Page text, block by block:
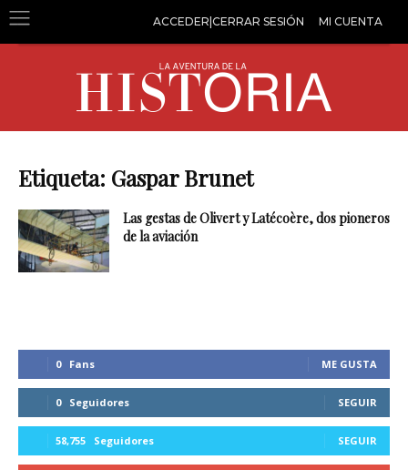
ACCEDER|CERRAR SESIÓN MI CUENTA
Etiqueta: Gaspar Brunet
Las gestas de Olivert y Latécoère, dos pioneros
de la aviación
0 Fans ME GUSTA
0 Seguidores SEGUIR
58,755 Seguidores SEGUIR